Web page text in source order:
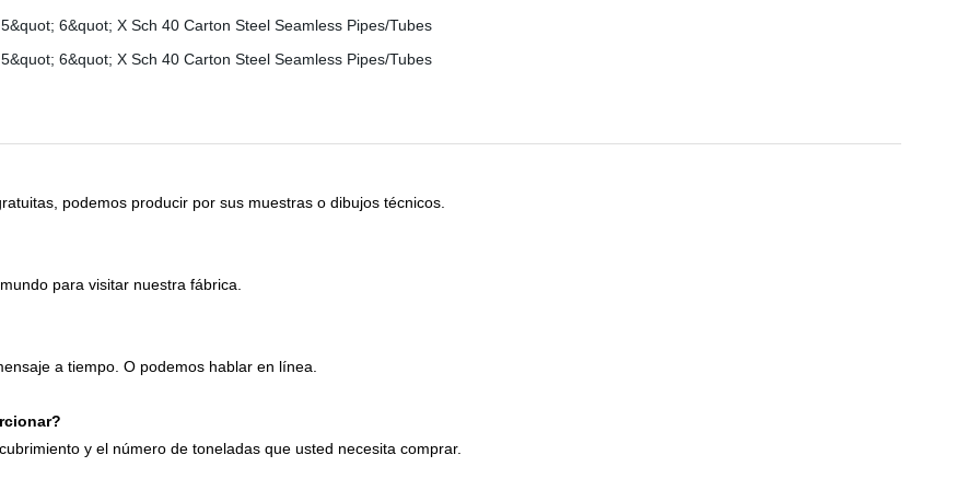
podemos producir por sus muestras o dibujos técnicos.
para visitar nuestra fábrica.
a tiempo. O podemos hablar en línea.
y el número de toneladas que usted necesita comprar.